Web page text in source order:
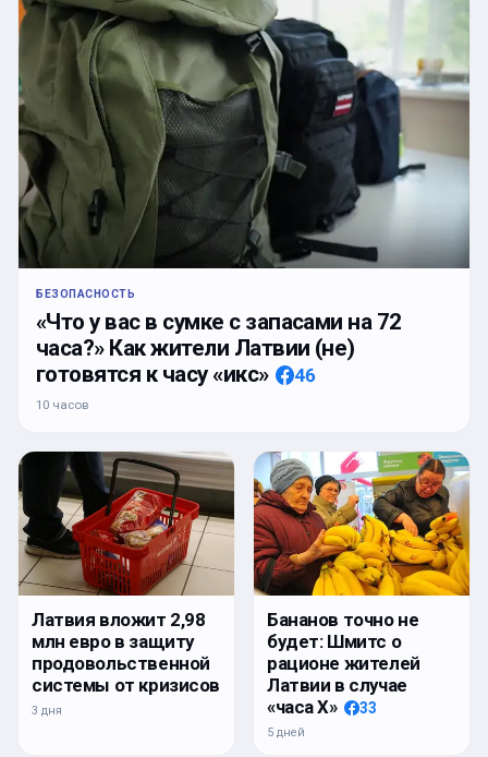
БЕЗОПАСНОСТЬ
«Что у вас в сумке с запасами на 72
часа?» Как жители Латвии (не)
готовятся к часу «икс»
46
10 часов
Латвия вложит 2,98
млн евро в защиту
продовольственной
системы от кризисов
3 дня
Бананов точно не
будет: Шмитс о
рационе жителей
Латвии в случае
«часа Х»
33
5 дней